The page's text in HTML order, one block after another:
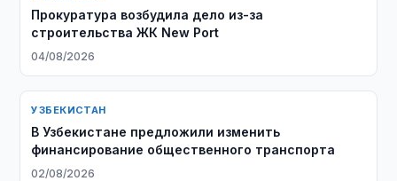
Прокуратура возбудила дело из-за
строительства ЖК New Port
04/08/2026
УЗБЕКИСТАН
В Узбекистане предложили изменить
финансирование общественного транспорта
02/08/2026